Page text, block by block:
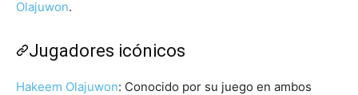
Olajuwon.
Jugadores icónicos
Hakeem Olajuwon: Conocido por su juego en ambos